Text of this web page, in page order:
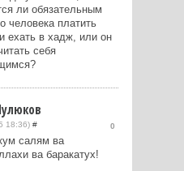
ли обязательным
человека платить
ехать в хадж, или он
себя
18:36) # 0
салям ва
ва баракатух!